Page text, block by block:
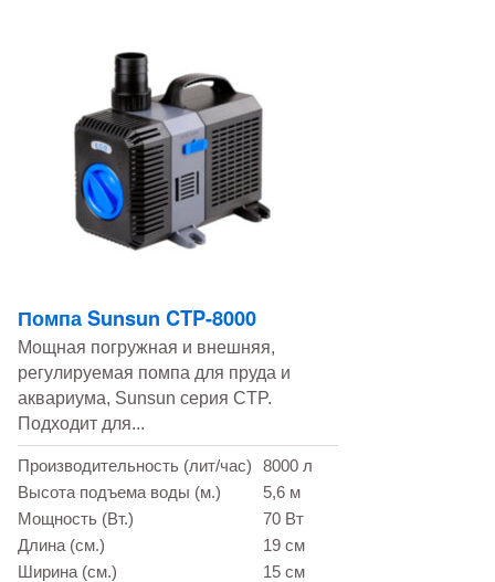
Помпа Sunsun CTP-8000
Мощная погружная и внешняя,
регулируемая помпа для пруда и
аквариума, Sunsun серия CTP.
Подходит для...
Производительность (лит/час)
8000 л
Высота подъема воды (м.)
5,6 м
Мощность (Вт.)
70 Вт
Длина (см.)
19 см
Ширина (см.)
15 см